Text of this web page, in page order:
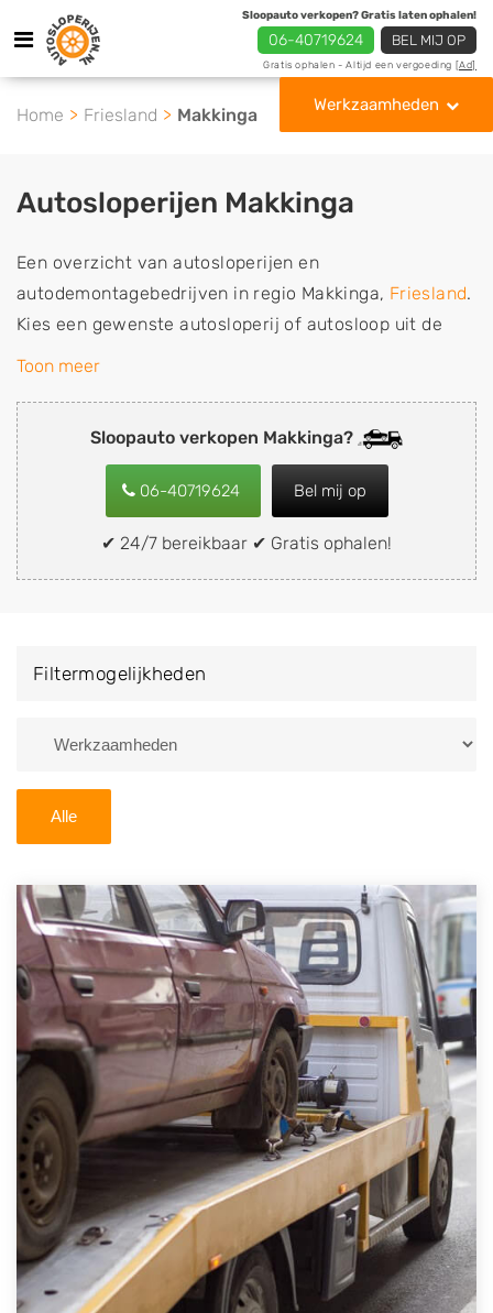
Sloopauto verkopen? Gratis laten ophalen!
06-40719624 BEL MIJ OP
Gratis ophalen - Altijd een vergoeding [Ad]
Werkzaamheden
Home Friesland Makkinga
Sloopauto verkopen Makkinga?
06-40719624 Bel mij op
✔ 24/7 bereikbaar ✔ Gratis ophalen!
Autosloperijen Makkinga
Een overzicht van autosloperijen en
autodemontagebedrijven in regio Makkinga, Friesland.
Kies een gewenste autosloperij of autosloop uit de
lijst die gespecialiseerd is in de verkoop van
de inkoop van sloopauto's, schadeauto's en
tweedehands auto's (ook zonder apk keuring). Wilt u
uw auto, camper, vrachtwagen, motor of brommobiel
snel en eenvoudig verkopen aan een
demontagebedrijf in de buurt, deze zelf wegbrengen
naar de sloop of deze liever laten ophalen op een
van Makkinga en ontvang een vergoeding voor uw
Zoekt u liever naar een sloperij in een andere plaats of
U kunt er ook voor kiezen om direct uw sloopauto te
verkopen en op te laten halen door de Sloopauto
Ophaaldienst van Autosloperijen.nl. Wij kunnen uw
auto gratis ophalen in Makkinga. Neem telefonisch
contact op of maak een terugbelafspraak. Wilt u
direct een tweedehands auto onderdelen offerte
aanvragen? Dat kan via de Onderdelenlijn! Vul uw
kenteken in en druk op verzenden.
Wij kunnen u helpen met de inkoop van auto's van
eigenlijk alle merken, zoals Alfa Romeo, Audi, BMW,
Chevrolet, Citroën, Dacia, Fiat, Ford, Honda, Hyundai,
Kia, Mazda, Mercedes Benz, Mitsubishi, Nissan, Opel,
Peugeot, Porsche, Renault, Seat, Skoda, Suzuki, Tesla,
Toyota, Volkswagen en Volvo.
Toon meer
Filtermogelijkheden
Alle